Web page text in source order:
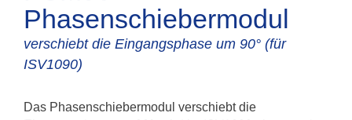
Phasenschiebermodul
verschiebt die Eingangsphase um 90° (für
ISV1090)
Das Phasenschiebermodul verschiebt die